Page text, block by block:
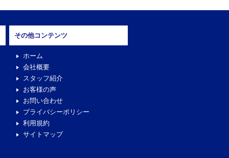
その他コンテンツ
ホーム
会社概要
スタッフ紹介
お客様の声
お問い合わせ
プライバシーポリシー
利用規約
サイトマップ